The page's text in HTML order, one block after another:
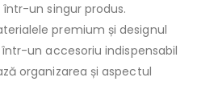
un singur produs.
premium și designul
un accesoriu indispensabil
organizarea și aspectul